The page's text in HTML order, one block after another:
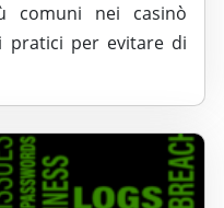
comuni nei casinò
pratici per evitare di